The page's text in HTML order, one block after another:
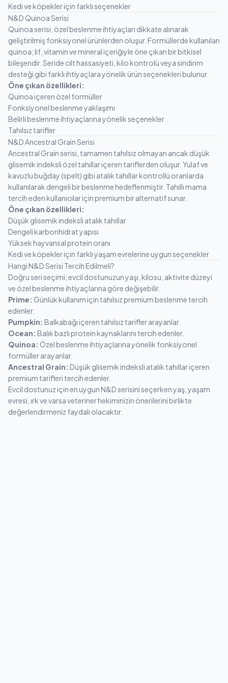
Kedi ve köpekler için farklı seçenekler
N&D Quinoa Serisi
Quinoa serisi, özel beslenme ihtiyaçları dikkate alınarak
geliştirilmiş fonksiyonel ürünlerden oluşur. Formüllerde kullanılan
quinoa; lif, vitamin ve mineral içeriğiyle öne çıkan bir bitkisel
bileşendir. Seride cilt hassasiyeti, kilo kontrolü veya sindirim
desteği gibi farklı ihtiyaçlara yönelik ürün seçenekleri bulunur.
Öne çıkan özellikleri:
Quinoa içeren özel formüller
Fonksiyonel beslenme yaklaşımı
Belirli beslenme ihtiyaçlarına yönelik seçenekler
Tahılsız tarifler
N&D Ancestral Grain Serisi
Ancestral Grain serisi, tamamen tahılsız olmayan ancak düşük
glisemik indeksli özel tahıllar içeren tariflerden oluşur. Yulaf ve
kavuzlu buğday (spelt) gibi atalık tahıllar kontrollü oranlarda
kullanılarak dengeli bir beslenme hedeflenmiştir. Tahıllı mama
tercih eden kullanıcılar için premium bir alternatif sunar.
Öne çıkan özellikleri:
Düşük glisemik indeksli atalık tahıllar
Dengeli karbonhidrat yapısı
Yüksek hayvansal protein oranı
Kedi ve köpekler için farklı yaşam evrelerine uygun seçenekler
Hangi N&D Serisi Tercih Edilmeli?
Doğru seri seçimi; evcil dostunuzun yaşı, kilosu, aktivite düzeyi
ve özel beslenme ihtiyaçlarına göre değişebilir.
Prime: Günlük kullanım için tahılsız premium beslenme tercih
edenler.
Pumpkin: Balkabağı içeren tahılsız tarifler arayanlar.
Ocean: Balık bazlı protein kaynaklarını tercih edenler.
Quinoa: Özel beslenme ihtiyaçlarına yönelik fonksiyonel
formüller arayanlar.
Ancestral Grain: Düşük glisemik indeksli atalık tahıllar içeren
premium tarifleri tercih edenler.
Evcil dostunuz için en uygun N&D serisini seçerken yaş, yaşam
evresi, ırk ve varsa veteriner hekiminizin önerilerini birlikte
değerlendirmeniz faydalı olacaktır.